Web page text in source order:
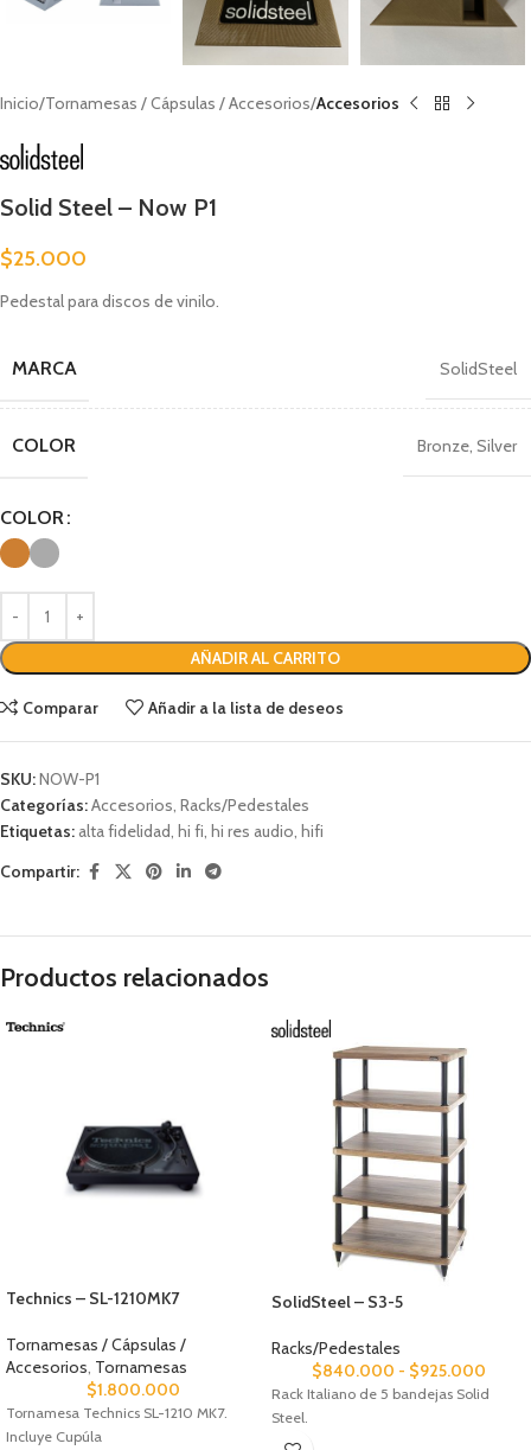
Inicio Tornamesas / Cápsulas / Accesorios Accesorios
Solid Steel – Now P1
$25.000
Pedestal para discos de vinilo.
MARCA SolidSteel
COLOR Bronze Silver
COLOR
AÑADIR AL CARRITO
Comparar Añadir a la lista de deseos
SKU:NOW-P1
Categorías:Accesorios Racks/Pedestales
Etiquetas: alta fidelidad hi fi hi res audio hifi
Compartir:
Productos relacionados
Technics – SL-1210MK7
Tornamesas / Cápsulas /
Accesorios Tornamesas
$1.800.000
Tornamesa Technics SL-1210 MK7.
Incluye Cupúla
SolidSteel – S3-5
Racks/Pedestales
$840.000 - $925.000
Rack Italiano de 5 bandejas Solid
Steel.